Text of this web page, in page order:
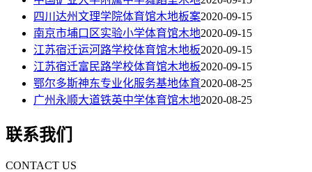
四川达州文理学院体育馆木地板案2020-09-15
南京市埔口区实验小学体育馆木地2020-09-15
江苏宿迁运河路学校体育馆木地板2020-09-15
江苏宿迁富民路学校体育馆木地板2020-09-15
鄂尔多斯神东专业化服务基地体育2020-08-25
广州永顺大道铁英中学体育馆木地2020-08-25
联系我们
CONTACT US